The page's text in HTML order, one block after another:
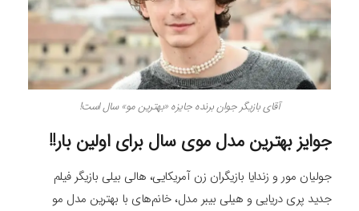
آقای بازیگر جوان برنده جایزه «بهترین مو» سال است!
جوایز بهترین مدل موی سال برای اولین بار!!
جولیان مور و زندایا بازیگران زن آمریکایی، هالی بیلی بازیگر فیلم
جدید پری دریایی و هیلی بیبر مدل، خانم‌های با بهترین مدل مو